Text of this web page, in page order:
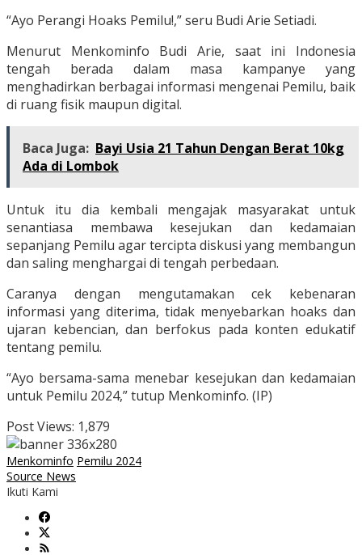
“Ayo Perangi Hoaks Pemilu!,” seru Budi Arie Setiadi.
Menurut Menkominfo Budi Arie, saat ini Indonesia
tengah berada dalam masa kampanye yang
menghadirkan berbagai informasi mengenai Pemilu, baik
di ruang fisik maupun digital.
Baca Juga: Bayi Usia 21 Tahun Dengan Berat 10kg
Ada di Lombok
Untuk itu dia kembali mengajak masyarakat untuk
senantiasa membawa kesejukan dan kedamaian
sepanjang Pemilu agar tercipta diskusi yang membangun
dan saling menghargai di tengah perbedaan.
Caranya dengan mengutamakan cek kebenaran
informasi yang diterima, tidak menyebarkan hoaks dan
ujaran kebencian, dan berfokus pada konten edukatif
tentang pemilu.
“Ayo bersama-sama menebar kesejukan dan kedamaian
untuk Pemilu 2024,” tutup Menkominfo. (IP)
Post Views: 1,879
Menkominfo Pemilu 2024
Source News
Ikuti Kami